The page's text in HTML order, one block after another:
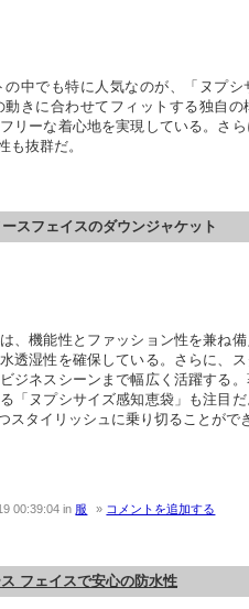
の中でも特に人気なのが、「ヌプ
きに合わせてフィットする独自の
リーな着心地を実現している。さ
も抜群だ。
スフェイスのダウンジャケット
、機能性とファッション性を兼ね
透湿性を確保している。さらに、
ジネスシーンまで幅広く活躍する
「ヌプシサイズ感知恵袋」も注目
スタイリッシュに乗り切ることがで
00:39:04in 服 コメントを追加する
フェイスで安心の防水性